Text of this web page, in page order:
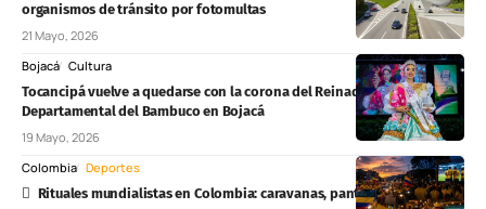
organismos de tránsito por fotomultas
21 Mayo, 2026
Bojacá Cultura
Tocancipá vuelve a quedarse con la corona del Reinado
Departamental del Bambuco en Bojacá
19 Mayo, 2026
Colombia Deportes
Rituales mundialistas en Colombia: caravanas, pantallas y cábalas